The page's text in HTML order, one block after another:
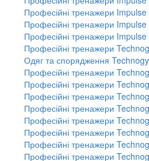
Професійні тренажери
Професійні тренажери
Професійні тренажери
Професійні тренажери
Одяг та спорядження
Професійні тренажери
Професійні тренажери
Професійні тренажери
Професійні тренажери
Професійні тренажери
Професійні тренажери
Професійні тренажери
Професійні тренажери